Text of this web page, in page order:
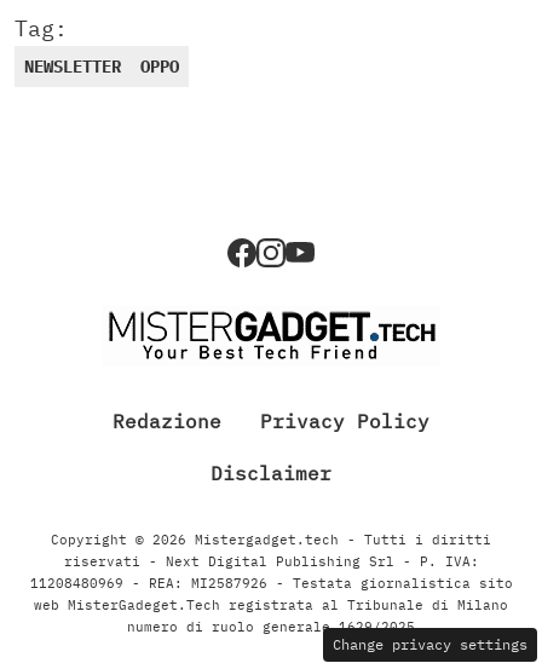
Tag:
NEWSLETTER OPPO
Redazione Privacy Policy
Disclaimer
Copyright © 2026 Mistergadget.tech - Tutti i diritti
riservati - Next Digital Publishing Srl - P. IVA:
11208480969 - REA: MI2587926 - Testata giornalistica sito
web MisterGadeget.Tech registrata al Tribunale di Milano
numero di ruolo generale 1629/2025
Change privacy settings